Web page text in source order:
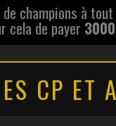
champions à
cela de payer
CP ET